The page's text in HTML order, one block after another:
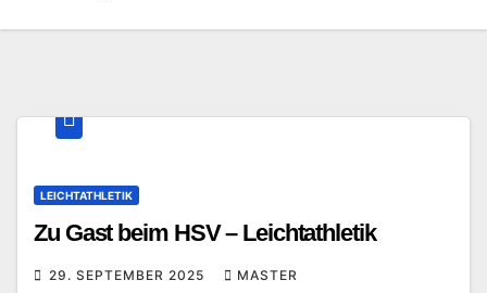
LEICHTATHLETIK
Zu Gast beim HSV – Leichtathletik
29. SEPTEMBER 2025 MASTER